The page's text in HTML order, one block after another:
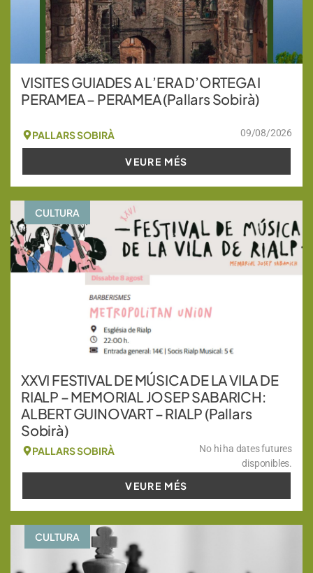
VISITES GUIADES A L’ERA D’ORTEGA I
PERAMEA – PERAMEA (Pallars Sobirà)
PALLARS SOBIRÀ 09/08/2026
VEURE MÉS
CULTURA
XXVI FESTIVAL DE MÚSICA DE LA VILA DE
RIALP – MEMORIAL JOSEP SABARICH:
ALBERT GUINOVART – RIALP (Pallars
Sobirà)
PALLARS SOBIRÀ
No hi ha dates futures
disponibles.
VEURE MÉS
CULTURA